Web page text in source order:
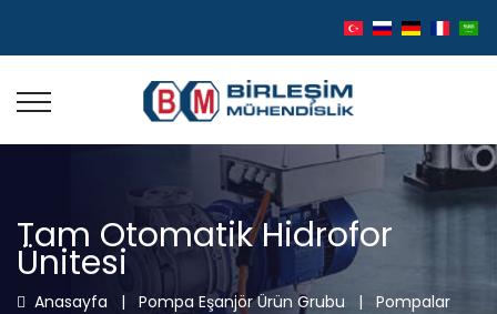
Tam Otomatik Hidrofor
Ünitesi
Anasayfa | Pompa Eşanjör Ürün Grubu | Pompalar